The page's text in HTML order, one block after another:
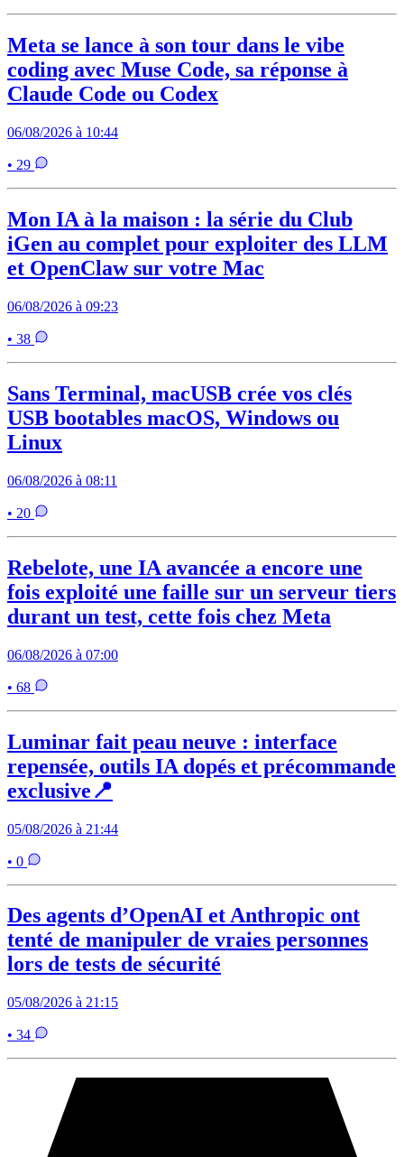
Meta se lance à son tour dans le vibe
coding avec Muse Code, sa réponse à
Claude Code ou Codex
06/08/2026 à 10:44
• 29
Mon IA à la maison : la série du Club
iGen au complet pour exploiter des LLM
et OpenClaw sur votre Mac
06/08/2026 à 09:23
• 38
Sans Terminal, macUSB crée vos clés
USB bootables macOS, Windows ou
Linux
06/08/2026 à 08:11
• 20
Rebelote, une IA avancée a encore une
fois exploité une faille sur un serveur tiers
durant un test, cette fois chez Meta
06/08/2026 à 07:00
• 68
Luminar fait peau neuve : interface
repensée, outils IA dopés et précommande
exclusive📍
05/08/2026 à 21:44
• 0
Des agents d’OpenAI et Anthropic ont
tenté de manipuler de vraies personnes
lors de tests de sécurité
05/08/2026 à 21:15
• 34